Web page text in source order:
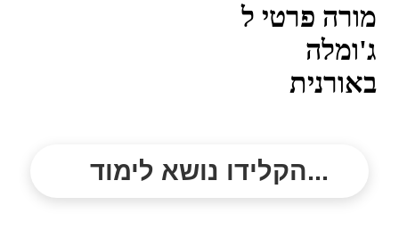
מורה פרטי ל
ג'ומלה
באורנית
הקלידו נושא לימוד...